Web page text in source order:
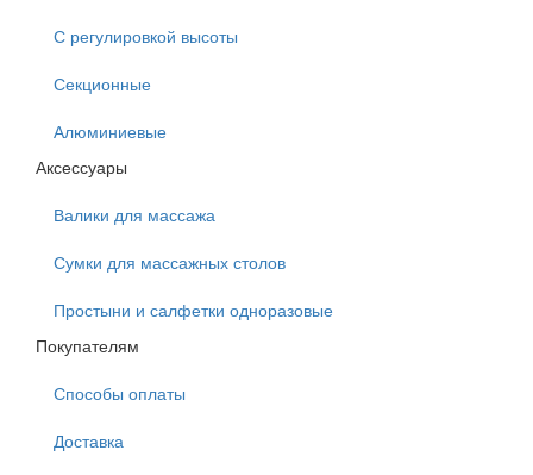
С регулировкой высоты
Секционные
Алюминиевые
Аксессуары
Валики для массажа
Сумки для массажных столов
Простыни и салфетки одноразовые
Покупателям
Способы оплаты
Доставка